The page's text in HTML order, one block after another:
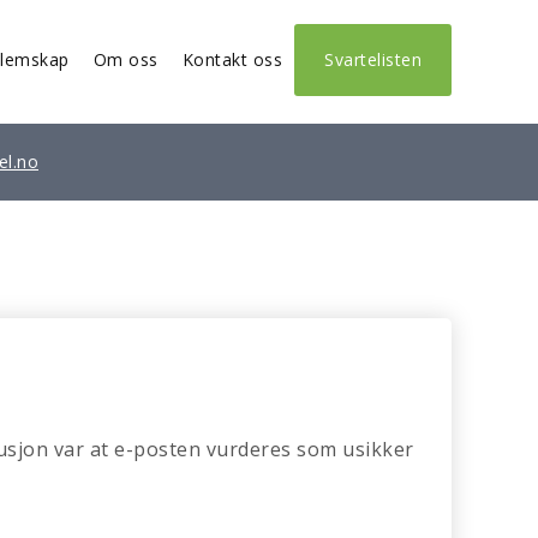
Om oss Kontakt oss Svartelisten
var at e-posten vurderes som usikker